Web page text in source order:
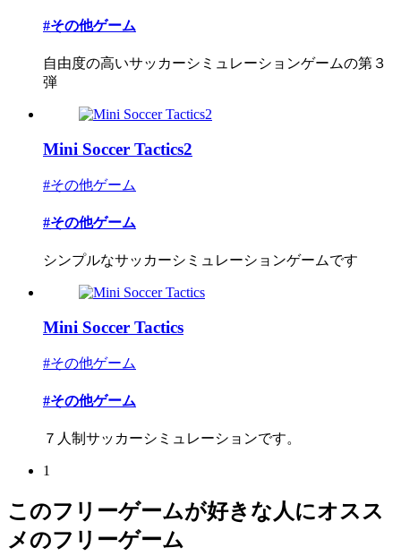
#その他ゲーム
自由度の高いサッカーシミュレーションゲームの第３
弾
Mini Soccer Tactics2
#その他ゲーム
#その他ゲーム
シンプルなサッカーシミュレーションゲームです
Mini Soccer Tactics
#その他ゲーム
#その他ゲーム
７人制サッカーシミュレーションです。
1
このフリーゲームが好きな人にオスス
メのフリーゲーム